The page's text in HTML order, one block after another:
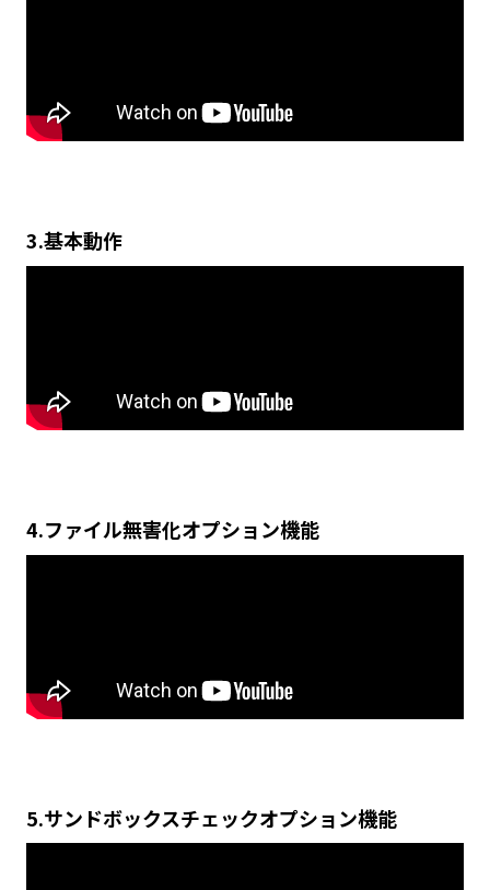
3.基本動作
4.ファイル無害化オプション機能
5.サンドボックスチェックオプション機能